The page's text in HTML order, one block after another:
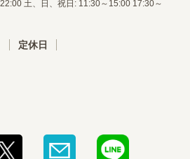
土、日、祝日: 11:30～15:00 17:30～
定休日